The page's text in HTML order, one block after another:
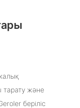
және
беріліс